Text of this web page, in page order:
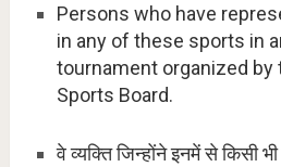
Persons who have
in any of these sports in
tournament organized by
Sports Board.
वे व्यक्ति जिन्होंने इनमें से